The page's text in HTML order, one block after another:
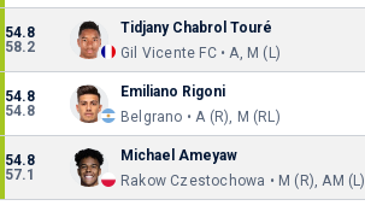
54.8
58.2
Tidjany Chabrol Touré
Gil Vicente FC • A, M (L)
54.8
54.8
Emiliano Rigoni
Belgrano • A (R), M (RL)
54.8
57.1
Michael Ameyaw
Rakow Czestochowa • M (R), AM (L)